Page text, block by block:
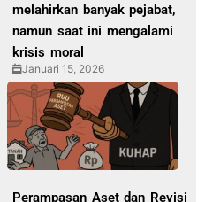
melahirkan banyak pejabat,
namun saat ini mengalami
krisis moral
Januari 15, 2026
Perampasan Aset dan Revisi